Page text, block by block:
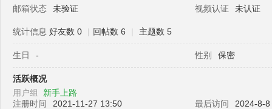
邮箱状态
未验证 视频认证 未认证
统计信息 好友数 0 | 回帖数 6 | 主题数 5
生日 - 性别 保密
活跃概况
用户组 新手上路
注册时间
2021-11-27 13:50 最后访问
2024-8-